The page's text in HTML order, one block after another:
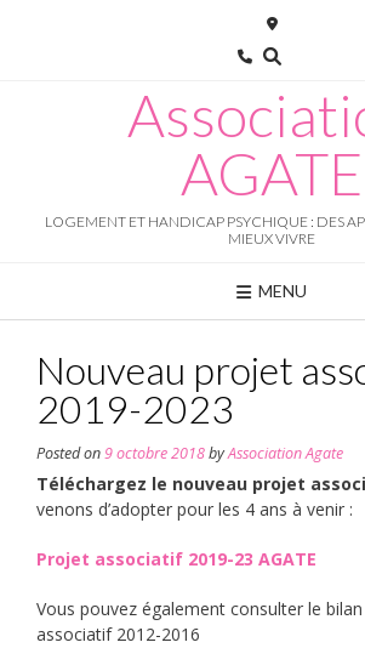
AGATE
LOGEMENT ET HANDICAP PSYCHIQUE : DES
MIEUX VIVRE
MENU
Nouveau projet
2019-2023
Posted on9 octobre 2018byAssociation Agate
Téléchargez le nouveau projet
venons d’adopter pour les 4 ans à venir :
Projet associatif 2019-23 AGATE
Vous pouvez également consulter le
associatif 2012-2016